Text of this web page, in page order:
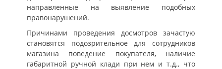
направленные на выявление подобных
правонарушений.
Причинами проведения досмотров зачастую
становятся подозрительное для сотрудников
магазина поведение покупателя, наличие
габаритной ручной клади при нем и т.д., что